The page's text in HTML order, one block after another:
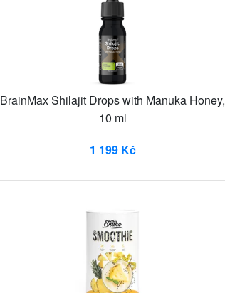
BrainMax Shilajit Drops with Manuka Honey,
10 ml
1 199 Kč